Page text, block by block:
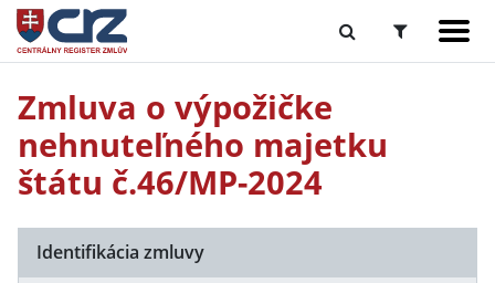
Zmluva o výpožičke
nehnuteľného majetku
štátu č.46/MP-2024
Identifikácia zmluvy